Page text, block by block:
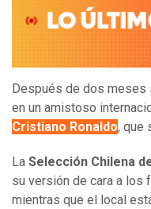
Después de dos meses
en un amistoso
Cristiano Ronaldo, que
La Selección Chilena
su versión de cara a los
mientras que el local